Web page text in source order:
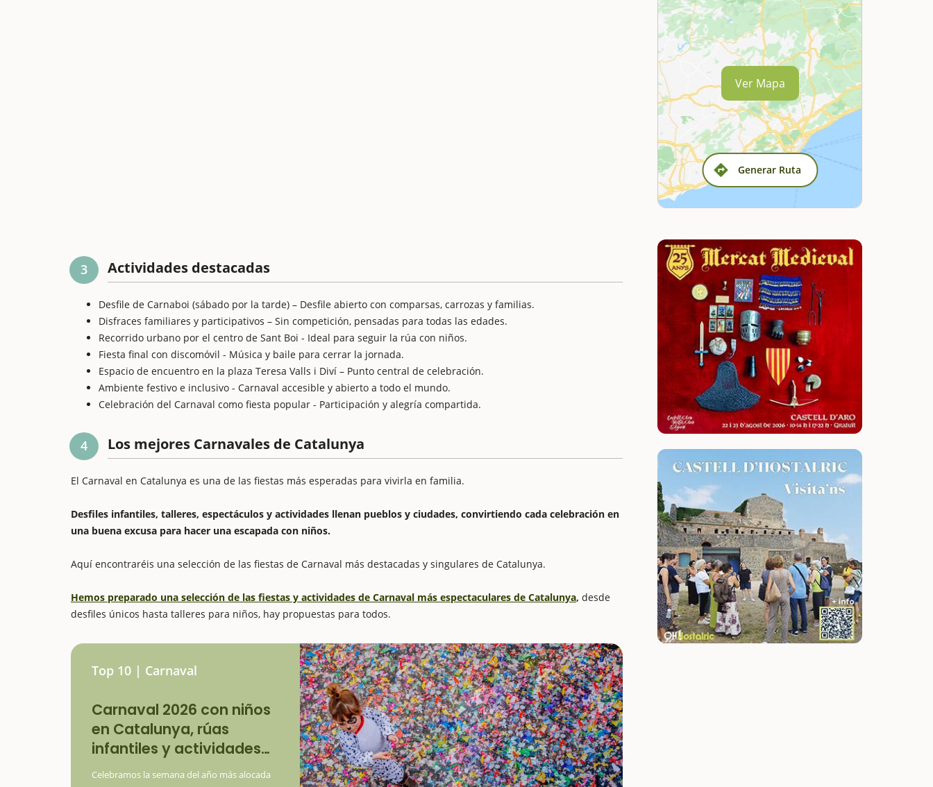
3 Actividades destacadas
Desfile de Carnaboi (sábado por la tarde) – Desfile abierto con comparsas, carrozas y familias.
Disfraces familiares y participativos – Sin competición, pensadas para todas las edades.
Recorrido urbano por el centro de Sant Boi - Ideal para seguir la rúa con niños.
Fiesta final con discomóvil - Música y baile para cerrar la jornada.
Espacio de encuentro en la plaza Teresa Valls i Diví – Punto central de celebración.
Ambiente festivo e inclusivo - Carnaval accesible y abierto a todo el mundo.
Celebración del Carnaval como fiesta popular - Participación y alegría compartida.
4 Los mejores Carnavales de Catalunya
El Carnaval en Catalunya es una de las fiestas más esperadas para vivirla en familia.
Desfiles infantiles, talleres, espectáculos y actividades llenan pueblos y ciudades, convirtiendo cada celebración en
una buena excusa para hacer una escapada con niños.
Aquí encontraréis una selección de las fiestas de Carnaval más destacadas y singulares de Catalunya.
Hemos preparado una selección de las fiestas y actividades de Carnaval más espectaculares de Catalunya, desde
desfiles únicos hasta talleres para niños, hay propuestas para todos.
Top 10 | Carnaval
Carnaval 2026 con niños
en Catalunya, rúas
infantiles y actividades
familiares
Celebramos la semana del año más alocada
Generar Ruta
Ver Mapa